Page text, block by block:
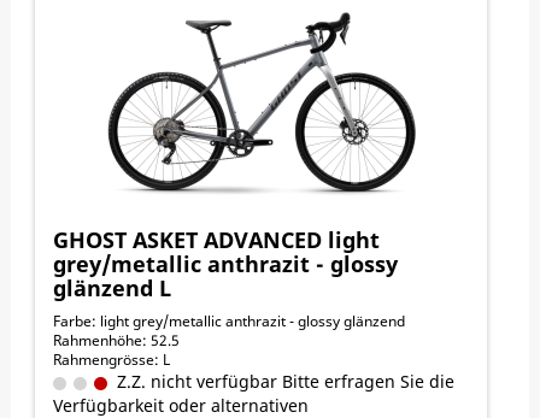
GHOST ASKET ADVANCED light
grey/metallic anthrazit - glossy
glänzend L
Farbe: light grey/metallic anthrazit - glossy glänzend
Rahmenhöhe: 52.5
Rahmengrösse: L
Z.Z. nicht verfügbar Bitte erfragen Sie die
Verfügbarkeit oder alternativen